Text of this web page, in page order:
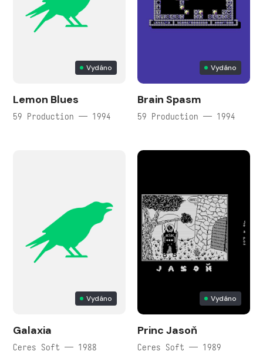
Vydáno
Lemon Blues
59 Production — 1994
Vydáno
Brain Spasm
59 Production — 1994
Vydáno
Galaxia
Ceres Soft — 1988
Vydáno
Princ Jasoň
Ceres Soft — 1989